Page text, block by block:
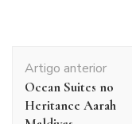
de
post
Artigo anterior
Ocean Suites no
Heritance Aarah